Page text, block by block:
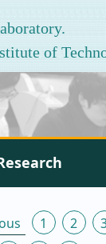
of
1 2